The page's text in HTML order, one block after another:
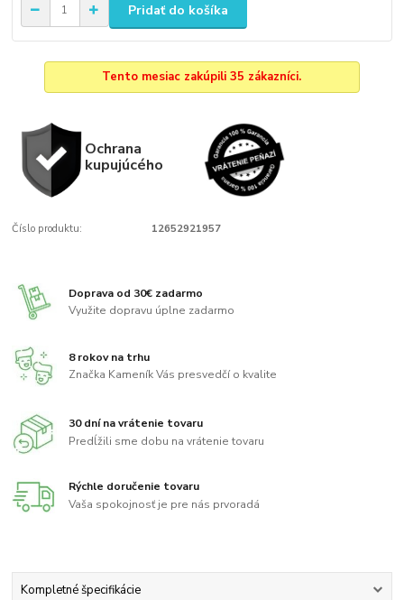
Pridať do košíka
Tento mesiac zakúpili 35 zákazníci.
Ochrana
kupujúcého
Číslo produktu: 12652921957
Doprava od 30€ zadarmo
Využite dopravu úplne zadarmo
8 rokov na trhu
Značka Kameník Vás presvedčí o kvalite
30 dní na vrátenie tovaru
Predĺžili sme dobu na vrátenie tovaru
Rýchle doručenie tovaru
Vaša spokojnosť je pre nás prvoradá
Kompletné špecifikácie